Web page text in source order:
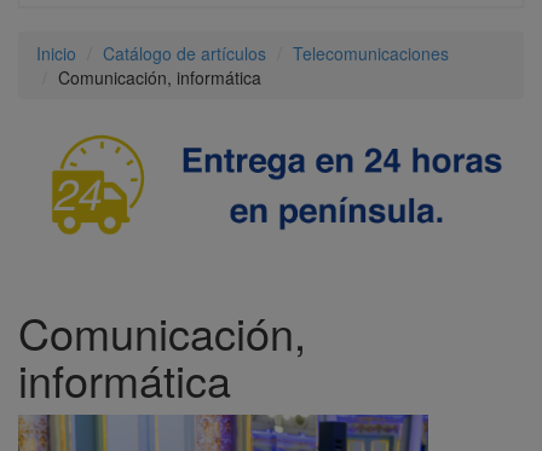
FERMAX(1)
MOLGAR(1)
Inicio Catálogo de artículos
Telecomunicaciones
Comunicación, informática
Comunicación,
informática